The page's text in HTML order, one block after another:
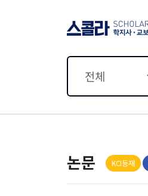
전체
논문 KCI등재